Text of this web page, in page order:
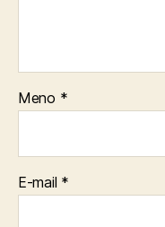
Meno *
E-mail *